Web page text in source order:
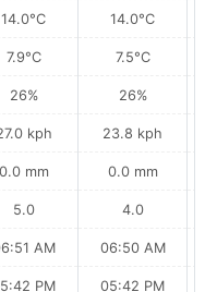
14.0°C
7.9°C
26%
kph
0.0 mm
5.0
AM
PM
14.0°C
7.5°C
26%
23.8 kph
0.0 mm
4.0
06:50 AM
05:42 PM